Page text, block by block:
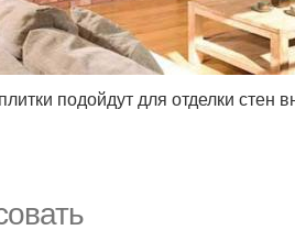
подойдут для отделки стен